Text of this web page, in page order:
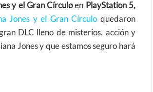
y el Gran Círculoen PlayStation 5,
Jones y el Gran Círculo quedaron
DLC lleno de misterios, acción y
Jones y que estamos seguro hará